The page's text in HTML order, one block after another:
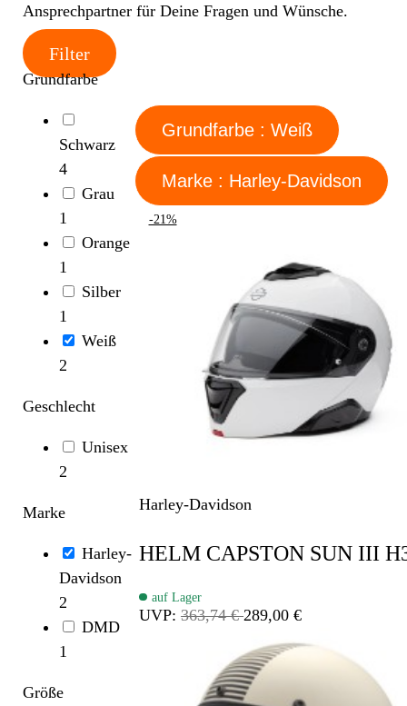
Ansprechpartner für Deine Fragen und Wünsche.
Filter
Grundfarbe
Schwarz
4
Grau
1
Orange
1
Silber
1
Weiß
2
Geschlecht
Unisex
2
Marke
Harley-
Davidson
2
DMD
1
Größe
Grundfarbe : Weiß
Marke : Harley-Davidson
-21%
Harley-Davidson
HELM CAPSTON SUN III
auf Lager
UVP:363,74 € 289,00 €